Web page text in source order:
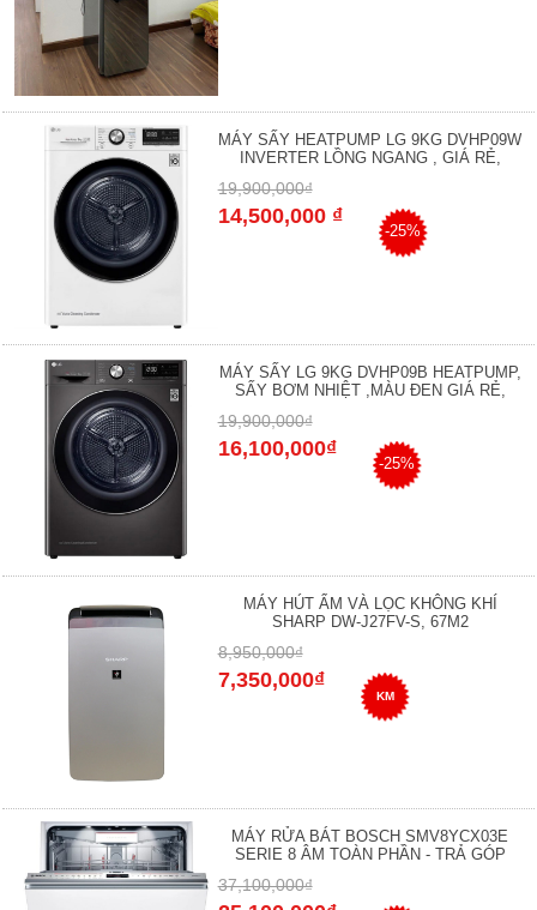
MÁY SẤY HEATPUMP LG 9KG DVHP09W
INVERTER LỒNG NGANG , GIÁ RẺ,
19,900,000₫
14,500,000 ₫
-25%
MÁY SẤY LG 9KG DVHP09B HEATPUMP,
SẤY BƠM NHIỆT ,MÀU ĐEN GIÁ RẺ,
19,900,000₫
16,100,000₫
-25%
MÁY HÚT ẨM VÀ LỌC KHÔNG KHÍ
SHARP DW-J27FV-S, 67M2
8,950,000₫
7,350,000₫
KM
MÁY RỬA BÁT BOSCH SMV8YCX03E
SERIE 8 ÂM TOÀN PHẦN - TRẢ GÓP
37,100,000₫